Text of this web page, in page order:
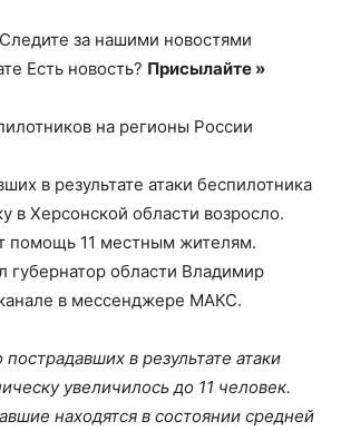
Следите за нашими новостями
Есть новость? Присылайте »
на регионы России
в результате атаки беспилотника
в Херсонской области возросло.
помощь 11 местным жителям.
губернатор области Владимир
в мессенджере МАКС.
пострадавших в результате атаки
увеличилось до 11 человек.
находятся в состоянии средней